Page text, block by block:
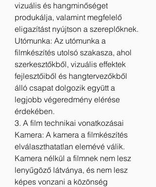
vizuális és hangminőséget
produkálja, valamint megfelelő
eligazítást nyújtson a szereplőknek.
Utómunka: Az utómunka a
filmkészítés utolsó szakasza, ahol
szerkesztőkből, vizuális effektek
fejlesztőiből és hangtervezőkből
álló csapat dolgozik együtt a
legjobb végeredmény elérése
érdekében.
3. A film technikai vonatkozásai
Kamera: A kamera a filmkészítés
elválaszthatatlan elemévé válik.
Kamera nélkül a filmnek nem lesz
lenyűgöző látványa, és nem lesz
képes vonzani a közönség